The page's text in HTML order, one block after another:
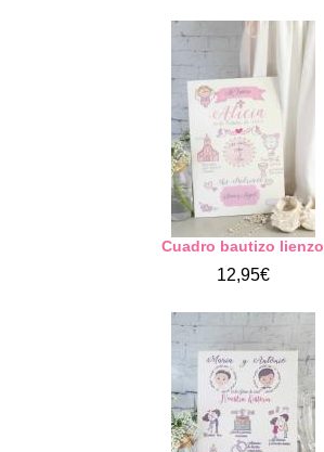
Cuadro bautizo lienzo
12,95€